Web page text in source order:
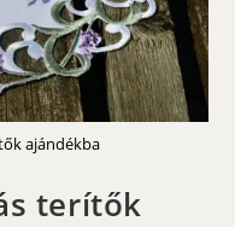
ajándékba
terítők